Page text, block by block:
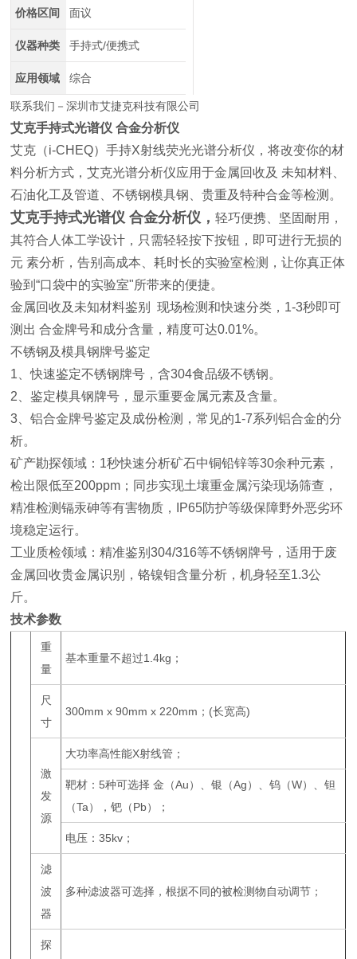
价格区间 面议
仪器种类 手持式/便携式
应用领域 综合
联系我们－深圳市艾捷克科技有限公司
艾克手持式光谱仪 合金分析仪
艾克（i-CHEQ）手持X射线荧光光谱分析仪，将改变你的材
料分析方式，艾克光谱分析仪应用于金属回收及 未知材料、
石油化工及管道、不锈钢模具钢、贵重及特种合金等检测。
艾克手持式光谱仪 合金分析仪 ，轻巧便携、坚固耐用，
其符合人体工学设计，只需轻轻按下按钮，即可进行无损的
元 素分析，告别高成本、耗时长的实验室检测，让你真正体
验到“口袋中的实验室"所带来的便捷。
金属回收及未知材料鉴别 现场检测和快速分类，1-3秒即可
测出 合金牌号和成分含量，精度可达0.01%。
不锈钢及模具钢牌号鉴定
1、快速鉴定不锈钢牌号，含304食品级不锈钢。
2、鉴定模具钢牌号，显示重要金属元素及含量。
3、铝合金牌号鉴定及成份检测，常见的1-7系列铝合金的分
析。
矿产勘探领域：1秒快速分析矿石中铜铅锌等30余种元素，
检出限低至200ppm；同步实现土壤重金属污染现场筛查，
精准检测镉汞砷等有害物质，IP65防护等级保障野外恶劣环
境稳定运行。
工业质检领域：精准鉴别304/316等不锈钢牌号，适用于废
金属回收贵金属识别，铬镍钼含量分析，机身轻至1.3公
斤。
技术参数
重
量
基本重量不超过1.4kg；
尺
寸
300mm x 90mm x 220mm；(长宽高)
激
发
源
大功率高性能X射线管；
靶材：5种可选择 金（Au）、银（Ag）、钨（W）、钽
（Ta），钯（Pb）；
电压：35kv；
滤
波
器
多种滤波器可选择，根据不同的被检测物自动调节；
探